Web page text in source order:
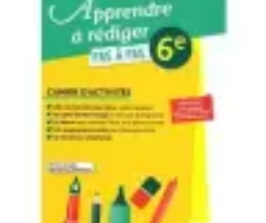
Apprendre Rubik Cube
Astuces et conseilsApprentissageTechniques
Méthodes d'apprentissageTechniques
Apprendre Rubik Cube